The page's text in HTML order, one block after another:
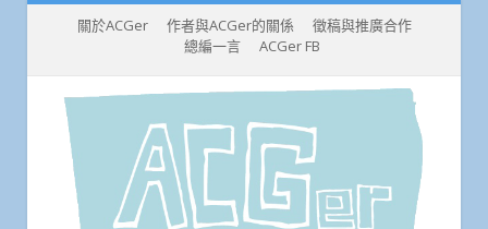
關於ACGer 作者與ACGer的關係
徵稿與推廣合作
總編一言
ACGer FB